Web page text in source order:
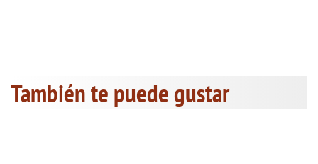
También te puede gustar